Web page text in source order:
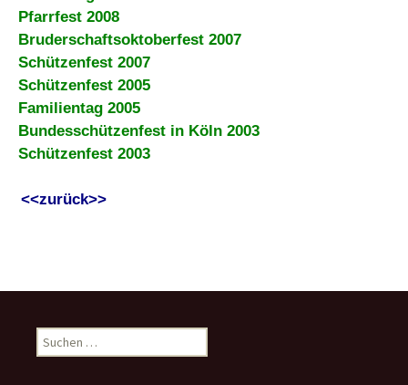
Pfarrfest 2008
Bruderschaftsoktoberfest 2007
Schützenfest 2007
Schützenfest 2005
Familientag 2005
Bundesschützenfest in Köln 2003
Schützenfest 2003
<<zurück>>
u